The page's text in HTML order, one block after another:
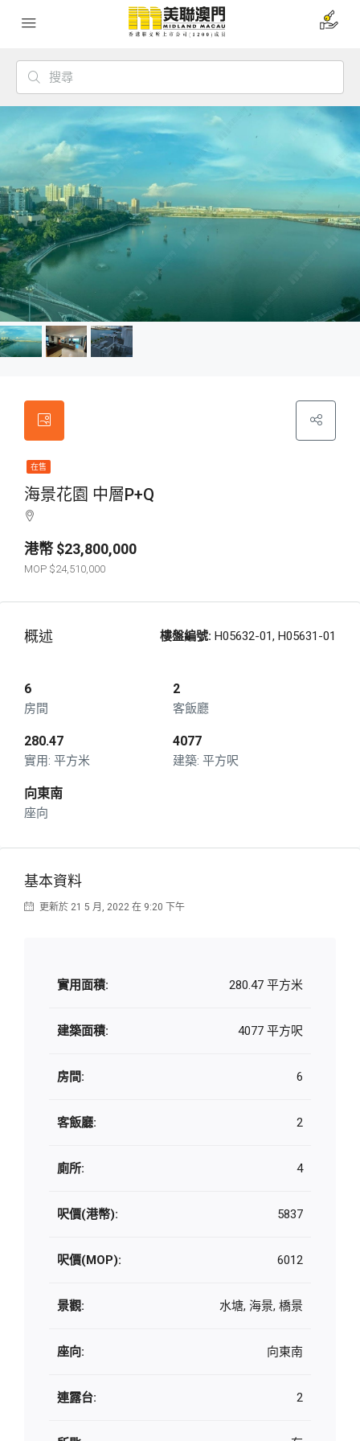
在售
海景花園 中層P+Q
$23,800,000
$24,510,000
概述 樓盤編號: H05632-01, H05631-01
6
房間
2
客飯廳
280.47
平方米
4077
平方呎
向東南
座向
基本資料
更新於 21 5 月, 2022 在 9:20 下午
實用面積: 280.47 平方米
建築面積: 4077 平方呎
房間: 6
客飯廳: 2
廁所: 4
呎價(港幣): 5837
呎價(MOP): 6012
景觀: 水塘, 海景, 橋景
座向: 向東南
連露台: 2